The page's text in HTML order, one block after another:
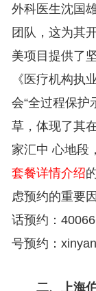
外科医生沈国
团队，这为其
美项目提供了
《医疗机构执
会“全过程保护
草，体现了其
家汇中 心地段
套餐详情介绍
虑预约的重要
话预约：
号预约：
二、上海